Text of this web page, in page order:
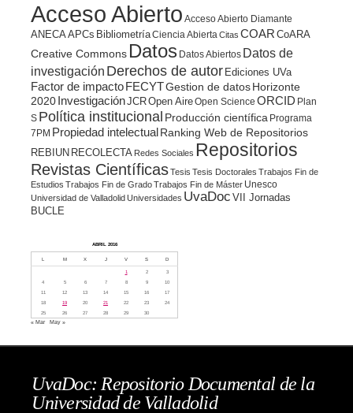
Acceso Abierto Acceso Abierto Diamante
ANECAAPCs BibliometríaCiencia Abierta Citas COAR CoARA
Creative Commons Datos Datos Abiertos Datos de
investigación Derechos de autor Ediciones UVa
Factor de impacto FECYTGestion de datosHorizonte
2020 InvestigaciónJCROpen AireOpen Science ORCID Plan
S Política institucional Producción científica Programa
7PM Propiedad intelectualRanking Web de Repositorios
REBIUN RECOLECTA Redes Sociales Repositorios
Revistas CientíficasTesis Tesis Doctorales Trabajos Fin de
Estudios Trabajos Fin de GradoTrabajos Fin de Máster Unesco
Universidad de Valladolid Universidades UvaDoc VII Jornadas
BUCLE
ABRIL 2016
L M X J V S D
1 2
3
4
5 6 7 8 9
10
11
12 13 14 15 16
17
18
19 20 21 22 23
24
25
26 27 28 29 30
« Mar May »
UvaDoc: Repositorio Documental de la
Universidad de Valladolid